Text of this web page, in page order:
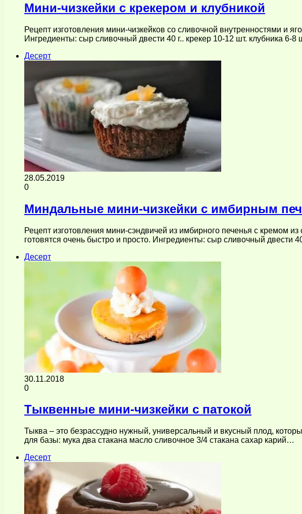
Мини-чизкейки с крекером и клубникой
Рецепт изготовления мини-чизкейков со сливочной внутренностями и
Ингредиенты: сыр сливочный двести 40 г.. крекер 10-12 шт. клубника 6-8
Десерт
28.05.2019
0
Миндальные мини-чизкейки с имбирным
Рецепт изготовления мини-сэндвичей из имбирного печенья с кремом
готовятся очень быстро и просто. Ингредиенты: сыр сливочный двести
Десерт
30.11.2018
0
Тыквенные мини-чизкейки с патокой
Тыква – это безрассудно нужный, универсальный и вкусный плод,
для базы: мука два стакана масло сливочное 3/4 стакана сахар карий…
Десерт